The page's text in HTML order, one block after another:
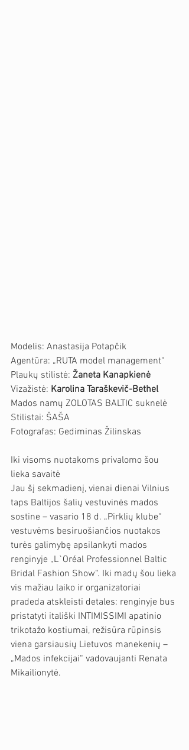
Modelis: Anastasija Potapčik
Agentūra: „RUTA model management“
Plaukų stilistė: Žaneta Kanapkienė
Vizažistė: Karolina Taraškevič-Bethel
Mados namų ZOLOTAS BALTIC suknelė
Stilistai: ŠAŠA
Fotografas: Gediminas Žilinskas
Iki visoms nuotakoms privalomo šou
lieka savaitė
Jau šį sekmadienį, vienai dienai Vilnius
taps Baltijos šalių vestuvinės mados
sostine – vasario 18 d. „Pirklių klube“
vestuvėms besiruošiančios nuotakos
turės galimybę apsilankyti mados
renginyje „L`Oréal Professionnel Baltic
Bridal Fashion Show“. Iki madų šou lieka
vis mažiau laiko ir organizatoriai
pradeda atskleisti detales: renginyje bus
pristatyti itališki INTIMISSIMI apatinio
trikotažo kostiumai, režisūra rūpinsis
viena garsiausių Lietuvos manekenių –
„Mados infekcijai“ vadovaujanti Renata
Mikailionytė.